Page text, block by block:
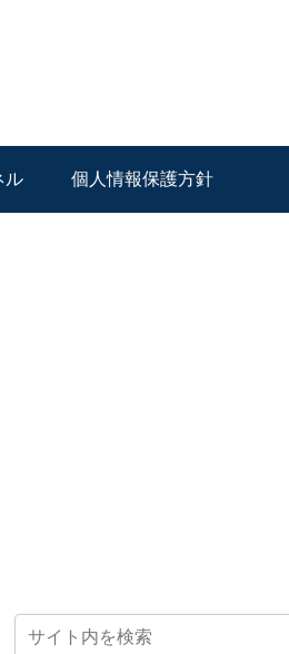
ル 個人情報保護方針